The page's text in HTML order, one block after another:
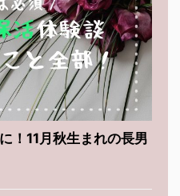
！11月秋生まれの長男